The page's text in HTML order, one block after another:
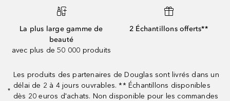
La plus large gamme de
beauté
avec plus de 50 000 produits
2 Échantillons offerts**
*
Les produits des partenaires de Douglas sont livrés dans un
délai de 2 à 4 jours ouvrables. ** Échantillons disponibles
dès 20 euros d'achats. Non disponible pour les commandes